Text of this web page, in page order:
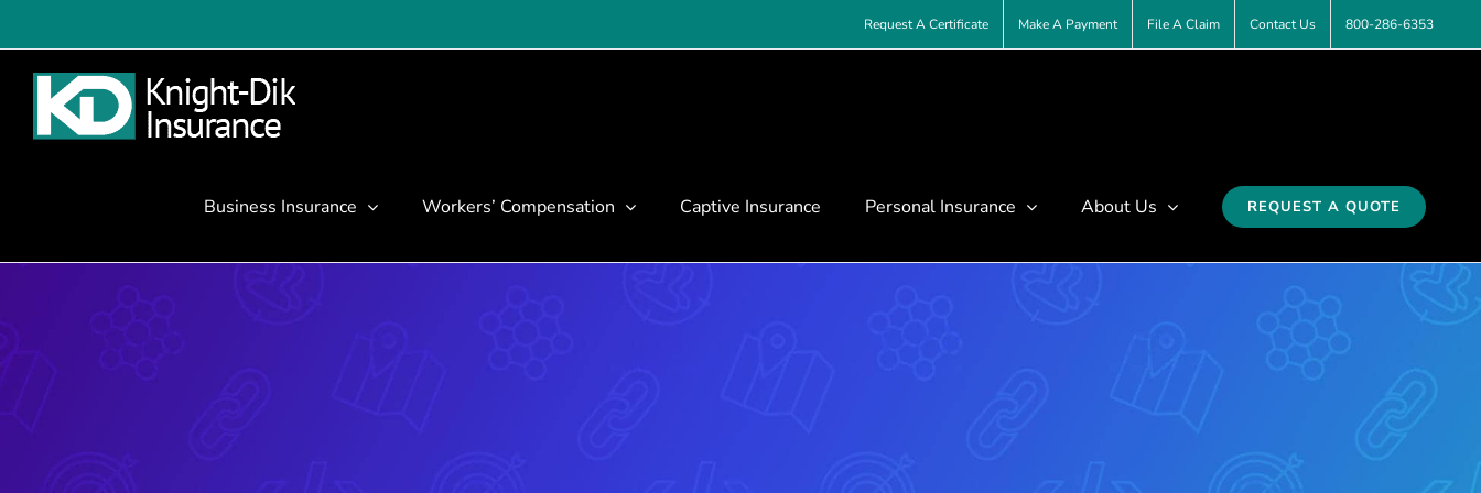
to
content
Request A Certificate Make A Payment File A Claim Contact Us 800-286-6353
Business Insurance Workers’ Compensation Captive Insurance Personal Insurance About Us REQUEST A QUOTE